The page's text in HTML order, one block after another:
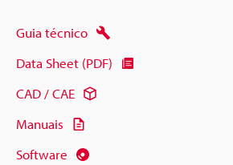
Guia técnico
Data Sheet (PDF)
CAD / CAE
Manuais
Software